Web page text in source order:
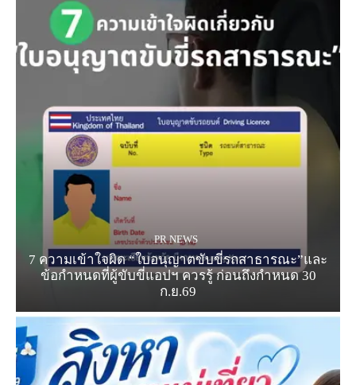
PR NEWS
7 ความเข้าใจผิด “ใบอนุญาตขับขี่รถสาธารณะ”และ
ข้อกำหนดที่ผู้ขับขี่แอปฯ ควรรู้ ก่อนถึงกำหนด 30
ก.ย.69